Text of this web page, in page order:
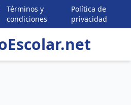
Términos y
condiciones
Política de
privacidad